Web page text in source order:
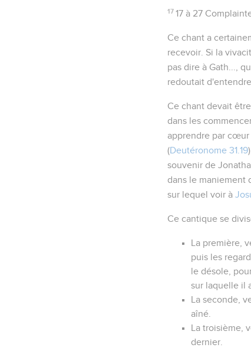
17 17 à 27
Ce chant a
recevoir. Si la
pas dire à Gath...
,
redoutait
Ce chant devait
dans les
apprendre par cœur
(Deutéronome 31.19
souvenir de
dans le maniement
sur lequel voir à
Ce cantique se
La première,
puis les
le désole,
sur laquelle il
La seconde,
aîné.
La troisième,
dernier.